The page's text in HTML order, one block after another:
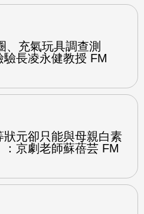
、充氣玩具調查測
長凌永健教授 FM
狀元卻只能與母親白素
：京劇老師蘇蓓芸 FM